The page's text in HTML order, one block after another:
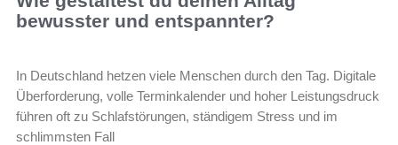
bewusster und entspannter?
In Deutschland hetzen viele Menschen durch den Tag. Digitale
Überforderung, volle Terminkalender und hoher Leistungsdruck
führen oft zu Schlafstörungen, ständigem Stress und im
schlimmsten Fall